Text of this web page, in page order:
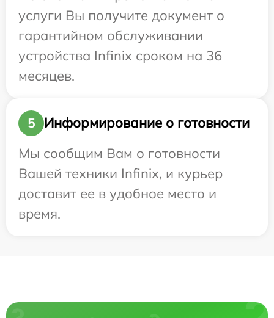
услуги Вы получите документ о
гарантийном обслуживании
устройства Infinix сроком на 36
месяцев.
5
Информирование о готовности
Мы сообщим Вам о готовности
Вашей техники Infinix, и курьер
доставит ее в удобное место и
время.